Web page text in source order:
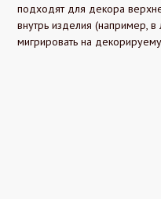
подходят для декора
внутрь изделия (например,
мигрировать на